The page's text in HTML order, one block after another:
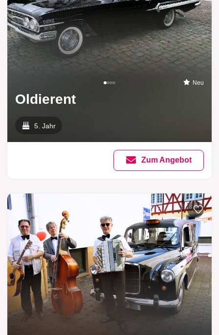
Neu
Oldierent
5. Jahr
Zum Angebot
Zur